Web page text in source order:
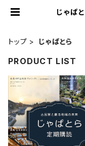
じゃぱ
トップ じゃぱとら
PRODUCT LIST